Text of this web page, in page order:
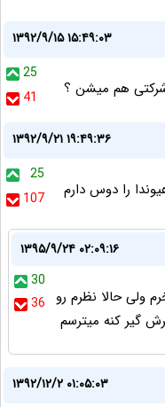
۱۳۹۲/۹/۱۵ ۱۵:۴۹:۰۳
25
41
۱۳۹۲/۹/۲۱ ۱۹:۴۹:۳۶
25
107
را دوس دارم
۱۳۹۵/۹/۲۴ ۰۲:۰۹:۱۶
30
36
ولی حالا نظرم رو
۱۳۹۲/۱۲/۲ ۰۱:۰۵:۰۳